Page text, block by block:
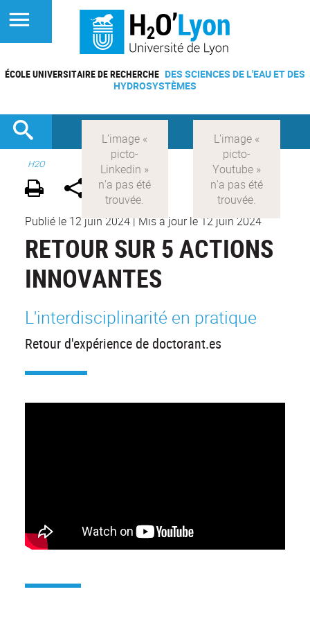
ÉCOLE UNIVERSITAIRE DE RECHERCHE DES SCIENCES DE L'EAU ET DES
HYDROSYSTÈMES
H2O
Publié le 12 juin 2024 | Mis à jour le 12 juin 2024
RETOUR SUR 5 ACTIONS
INNOVANTES
L'interdisciplinarité en pratique
Retour d'expérience de doctorant.es